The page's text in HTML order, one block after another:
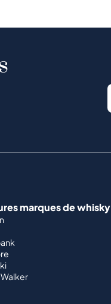
marques de whisky